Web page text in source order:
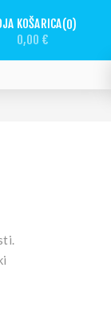
KOŠARICA 0
0,00 €